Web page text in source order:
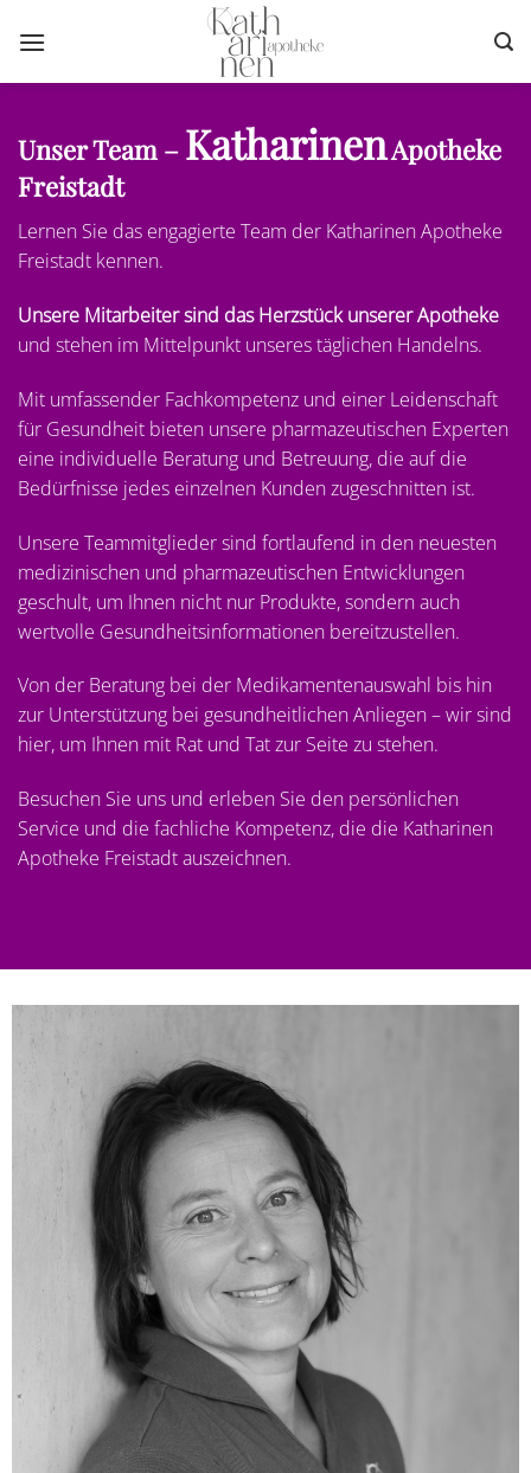
Inhalt
Unser Team – KatharinenApotheke
Freistadt
Lernen Sie das engagierte Team der Katharinen Apotheke
Freistadt kennen.
Unsere Mitarbeiter sind das Herzstück unserer Apotheke
und stehen im Mittelpunkt unseres täglichen Handelns.
Mit umfassender Fachkompetenz und einer Leidenschaft
für Gesundheit bieten unsere pharmazeutischen Experten
eine individuelle Beratung und Betreuung, die auf die
Bedürfnisse jedes einzelnen Kunden zugeschnitten ist.
Unsere Teammitglieder sind fortlaufend in den neuesten
medizinischen und pharmazeutischen Entwicklungen
geschult, um Ihnen nicht nur Produkte, sondern auch
wertvolle Gesundheitsinformationen bereitzustellen.
Von der Beratung bei der Medikamentenauswahl bis hin
zur Unterstützung bei gesundheitlichen Anliegen – wir sind
hier, um Ihnen mit Rat und Tat zur Seite zu stehen.
Besuchen Sie uns und erleben Sie den persönlichen
Service und die fachliche Kompetenz, die die Katharinen
Apotheke Freistadt auszeichnen.